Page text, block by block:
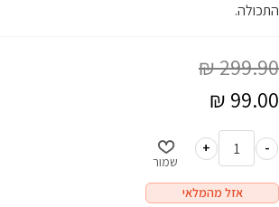
התכולה.
אזל מהמלאי
-
+
שמור